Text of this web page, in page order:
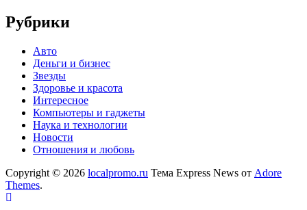
Рубрики
Авто
Деньги и бизнес
Звезды
Здоровье и красота
Интересное
Компьютеры и гаджеты
Наука и технологии
Новости
Отношения и любовь
Copyright © 2026 localpromo.ru Тема Express News от Adore
Themes.